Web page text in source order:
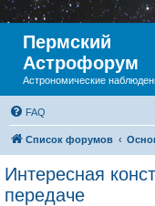
Пермский
Астрофорум
Астрономические
FAQ
Список форумов
Интересная
передаче